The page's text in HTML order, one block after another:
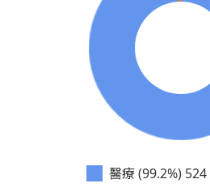
醫療 (99.2%) 524